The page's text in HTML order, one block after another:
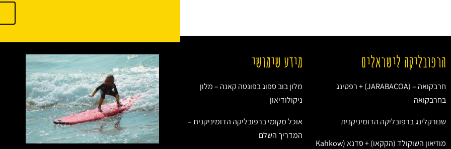
הרפובליקה לישראלים
חרבקואה – (JARABACOA) + רפטינג
בחרבקואה
שנורקלינג ברפובליקה הדומיניקנית
מוזיאון השוקולד (הקקאו) + סדנא (Kahkow
מידע שימושי
מלון בוב ספוג בפונטה קאנה – מלון
ניקולודיאון
אוכל מקומי ברפובליקה הדומיניקנית –
המדריך השלם